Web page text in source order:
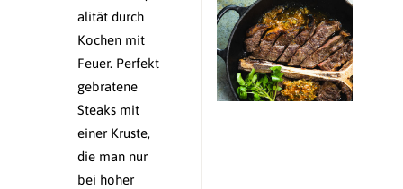
alität durch
Kochen mit
Feuer. Perfekt
gebratene
Steaks mit
einer Kruste,
die man nur
bei hoher